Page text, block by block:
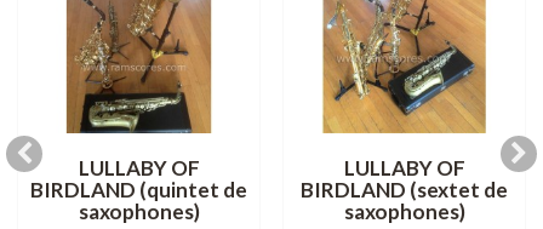
LULLABY OF
BIRDLAND (quintet de
saxophones)
LULLABY OF
BIRDLAND (sextet de
saxophones)